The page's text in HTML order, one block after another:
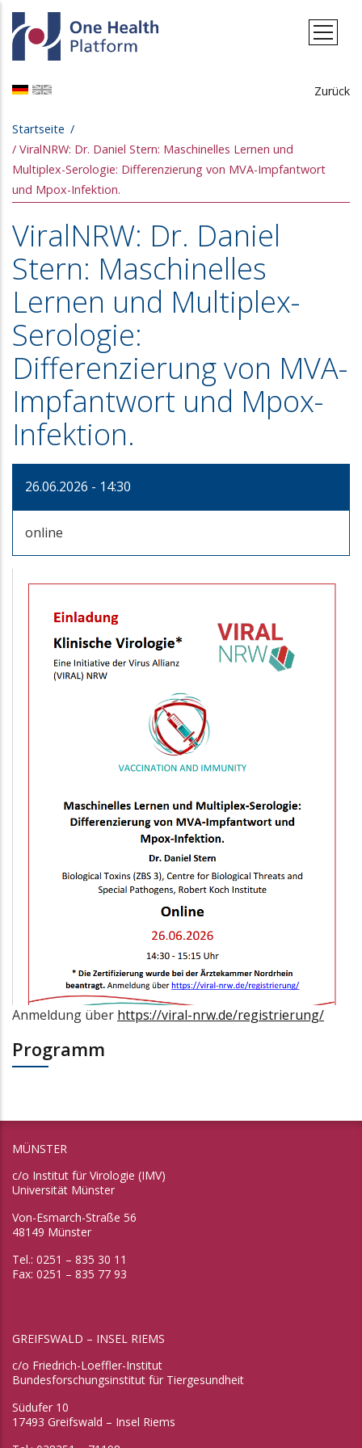
Direkt zum Inhalt
Zurück
Pfadnavigation
Startseite
ViralNRW: Dr. Daniel Stern: Maschinelles Lernen und
Multiplex-Serologie: Differenzierung von MVA-Impfantwort
und Mpox-Infektion.
ViralNRW: Dr. Daniel
Stern: Maschinelles
Lernen und Multiplex-
Serologie:
Differenzierung von MVA-
Impfantwort und Mpox-
Infektion.
26.06.2026 - 14:30
online
Anmeldung über https://viral-nrw.de/registrierung/
Programm
MÜNSTER
c/o Institut für Virologie (IMV)
Universität Münster
Von-Esmarch-Straße 56
48149 Münster
Tel.: 0251 – 835 30 11
Fax: 0251 – 835 77 93
GREIFSWALD – INSEL RIEMS
c/o Friedrich-Loeffler-Institut
Bundesforschungsinstitut für Tiergesundheit
Südufer 10
17493 Greifswald – Insel Riems